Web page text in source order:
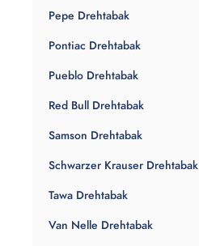
Pepe Drehtabak
Pontiac Drehtabak
Pueblo Drehtabak
Red Bull Drehtabak
Samson Drehtabak
Schwarzer Krauser Drehtabak
Tawa Drehtabak
Van Nelle Drehtabak